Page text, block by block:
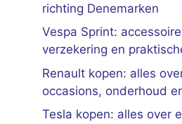
richting Denemarken
Vespa Sprint:
verzekering en
Renault kopen: alles
occasions, onderhoud
Tesla kopen: alles over